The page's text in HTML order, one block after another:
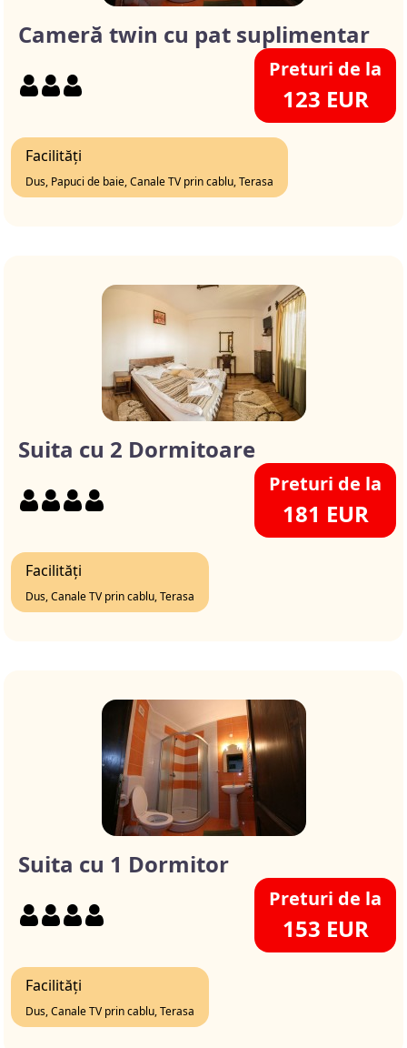
Cameră twin cu pat suplimentar
Preturi de la
123 EUR
Facilități
Dus, Papuci de baie, Canale TV prin cablu, Terasa
Suita cu 2 Dormitoare
Preturi de la
181 EUR
Facilități
Dus, Canale TV prin cablu, Terasa
Suita cu 1 Dormitor
Preturi de la
153 EUR
Facilități
Dus, Canale TV prin cablu, Terasa